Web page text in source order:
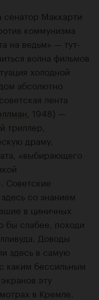
сенатор Маккарти
коммунизма
на ведьм» — тут-
волна фильмов
холодной
абсолютно
лента
, 1948) —
триллер,
драму.
«выбирающего
Советские
со знанием
в циничных
бы слабее, походи
Доводы
здесь в самую
каким бессильным
эту
в Кремле.